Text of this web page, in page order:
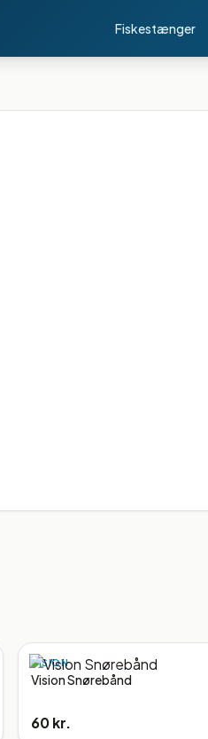
Fiskestænger
VISION
Vision Snørebånd
60 kr.